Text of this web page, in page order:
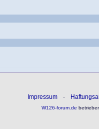
Impressum -
W126-forum.de